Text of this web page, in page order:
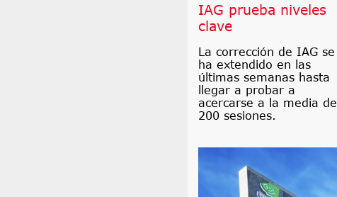
IAG prueba niveles
clave
La corrección de IAG se
ha extendido en las
últimas semanas hasta
llegar a probar a
acercarse a la media de
200 sesiones.